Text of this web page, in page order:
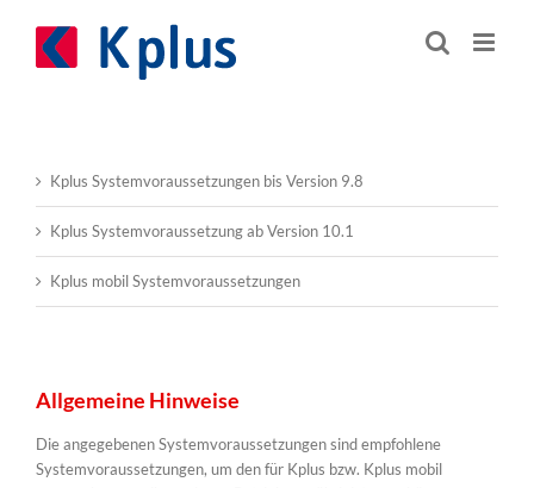
springen
Kplus Systemvoraussetzungen bis Version 9.8
Kplus Systemvoraussetzung ab Version 10.1
Kplus mobil Systemvoraussetzungen
Allgemeine Hinweise
Die angegebenen Systemvoraussetzungen sind empfohlene
Systemvoraussetzungen, um den für Kplus bzw. Kplus mobil